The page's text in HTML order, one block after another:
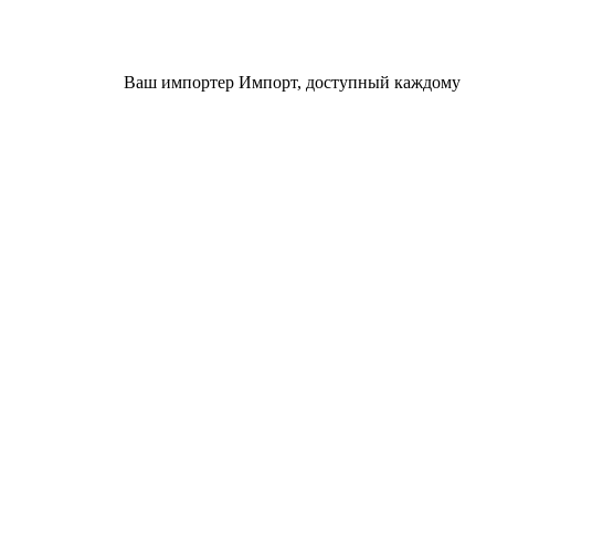
Ваш импортер Импорт, доступный каждому